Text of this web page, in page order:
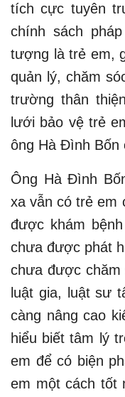
tích cực tuyên
chính sách
tượng là trẻ em,
quản lý, chăm
trường thân
lưới bảo vệ trẻ
ông Hà Đình Bốn
Ông Hà Đình
xa vẫn có trẻ
được khám
chưa được phát
chưa được chăm
luật gia, luật sư
càng nâng cao
hiểu biết tâm lý
em để có biện
em một cách tốt